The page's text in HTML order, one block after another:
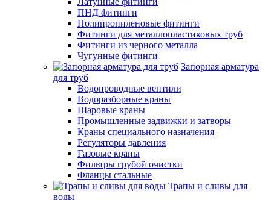
ПНД фитинги
Полипропиленовые фитинги
Фитинги для металлопластиковых труб
Фитинги из черного металла
Чугунные фитинги
Запорная арматура
для труб
Водопроводные вентили
Водоразборные краны
Шаровые краны
Промышленные задвижки и затворы
Краны специального назначения
Регуляторы давления
Газовые краны
Фильтры грубой очистки
Фланцы стальные
Трапы и сливы для
воды